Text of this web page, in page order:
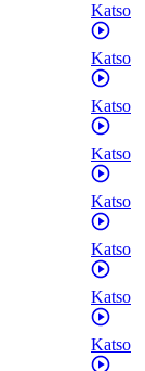
Katso
Katso
Katso
Katso
Katso
Katso
Katso
Katso